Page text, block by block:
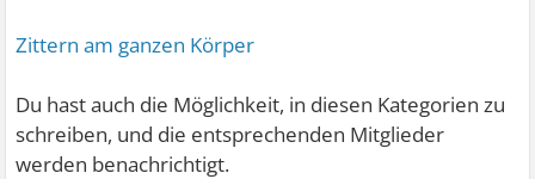
Zittern am ganzen Körper
Du hast auch die Möglichkeit, in diesen Kategorien zu
schreiben, und die entsprechenden Mitglieder
werden benachrichtigt.